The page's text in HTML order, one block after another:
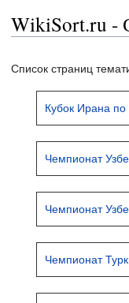
WikiSort.ru -
Список страниц
Кубок Ирана
Чемпионат
Чемпионат
Чемпионат